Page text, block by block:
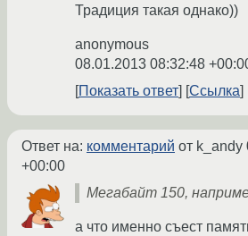
Традиция такая однако))
anonymous
08.01.2013 08:32:48
Показать ответ
Ссылка
Ответ на: комментарий от k_andy
+00:00
Мегабайт 150,
а что именно съест